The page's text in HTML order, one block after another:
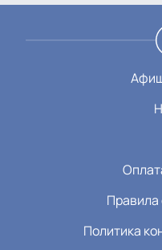
Правила
Политика